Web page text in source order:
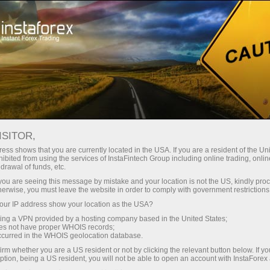
Промоакции События Инсташар
ИнстаФорекс: ближе к
солнцу
Летом 2012 года на международном слёте
трейдеров компания продемонстрировала
новый брендовый аэростат, украшенный
логотипом ИнстаФорекс.
Трейдинг с компанией ИнстаФорекс — это
shows that you are currently located in the USA. If you are a resident of the
from using the services of InstaFintech Group including online trading,
of funds, etc.
are seeing this message by mistake and your location is not the US, kindly
you must leave the website in order to comply with government
IP address show your location as the USA?
a VPN provided by a hosting company based in the United States;
not have proper WHOIS records;
in the WHOIS geolocation database.
whether you are a US resident or not by clicking the relevant button below. If
being a US resident, you will not be able to open an account with InstaForex